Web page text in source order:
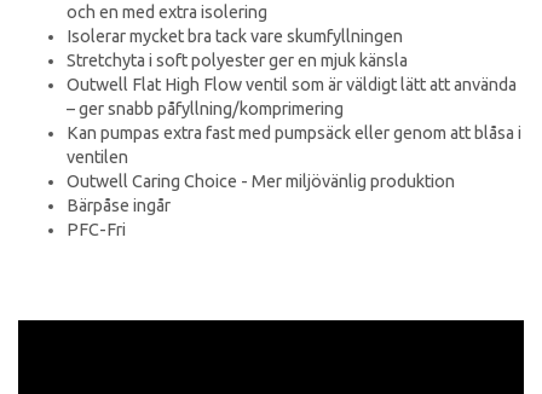
och en med extra isolering
Isolerar mycket bra tack vare skumfyllningen
Stretchyta i soft polyester ger en mjuk känsla
Outwell Flat High Flow ventil som är väldigt lätt att använda
– ger snabb påfyllning/komprimering
Kan pumpas extra fast med pumpsäck eller genom att blåsa i
ventilen
Outwell Caring Choice - Mer miljövänlig produktion
Bärpåse ingår
PFC-Fri